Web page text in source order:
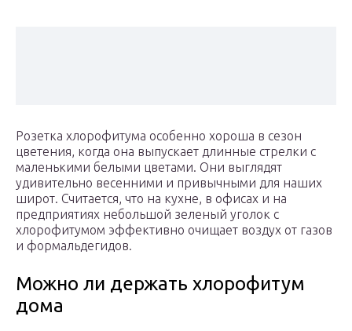
Розетка хлорофитума особенно хороша в сезон
цветения, когда она выпускает длинные стрелки с
маленькими белыми цветами. Они выглядят
удивительно весенними и привычными для наших
широт. Считается, что на кухне, в офисах и на
предприятиях небольшой зеленый уголок с
хлорофитумом эффективно очищает воздух от газов
и формальдегидов.
Можно ли держать хлорофитум
дома